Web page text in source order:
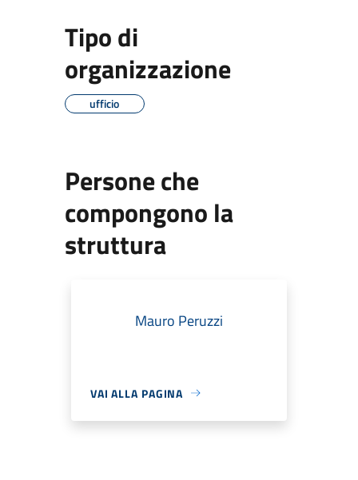
Tipo di
organizzazione
ufficio
Persone che
compongono la
struttura
Mauro Peruzzi
VAI ALLA PAGINA